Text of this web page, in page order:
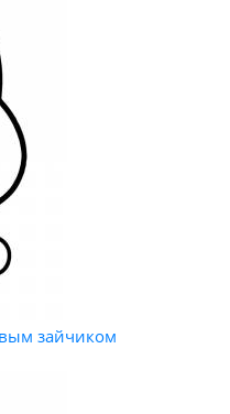
зайчиком